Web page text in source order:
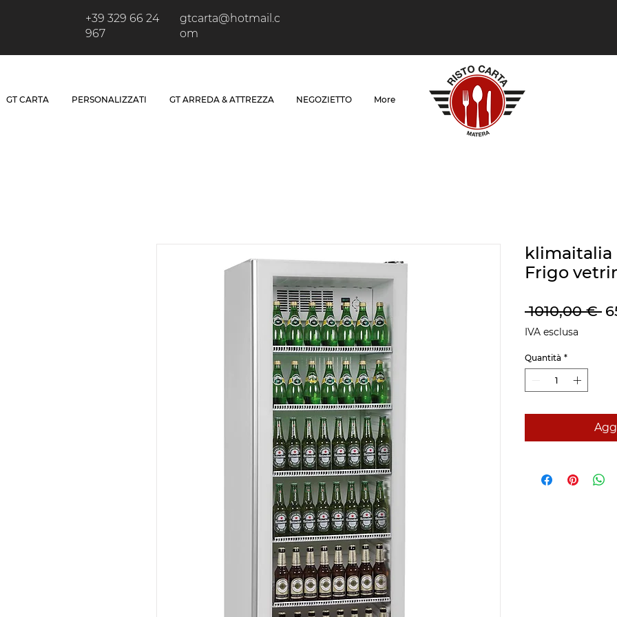
+39 329 66 24
967
gtcarta@hotmail.c
om
GT CARTA PERSONALIZZATI GT ARREDA & ATTREZZA NEGOZIETTO More
klimaitalia
Frigo
1010,00 €
IVA esclusa
Quantità *